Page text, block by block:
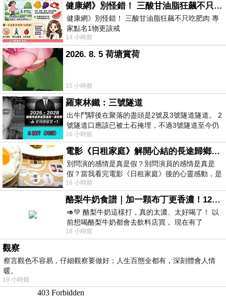
健康網》別怪錯！ 三酸甘油脂狂飆不只吃肥肉 專家點名1物更該戒
健康網》別怪錯！ 三酸甘油脂狂飆不只吃肥肉 專
家點名1物更該戒
https://health.ltn.com.tw/article/breakingnews/
14 小時前
2026. 8. 5 荷塘賞荷
15 小時前
羅東林鐵：三號隧道
出牛鬥驛後在聚落的盡頭是2號及3號隧道隧道。 2
號隧道口應該已被土石掩埋，不過3號隧道至今仍
存在。從台7丙牛鬥橋上往左岸上游方
16 小時前
電影《日租家庭》解開心結的長途歸鄉！能在電影院感受到地理的寬闊和人心的相鄰，真是太棒了！
別問演的感情是真是假？別問演員的感情是真是
假？當我看完電影《日租家庭》後的心靈感動，是
真的。詮釋的情感觸動了人心，就是真情
16 小時前
酪梨牛奶食譜｜加一顆布丁更香濃！120秒完成飲料店級酪梨奶昔｜imami 旗艦豆漿機
🥑💚 酪梨牛奶這樣打，真的太濃、太好喝了！ 以
前想喝酪梨牛奶都會去飲料店買， 現在有了
imami 健康煮藝｜旗艦破壁智慧養生豆漿機，
18 小時前
觀察
察言觀色不容易，仔細觀察要做好；人生百態全都有，深刻體會人情
暖。
19 小時前